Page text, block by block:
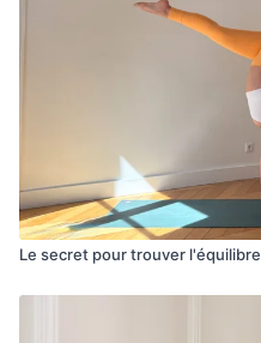
Le secret pour trouver l'équilibre